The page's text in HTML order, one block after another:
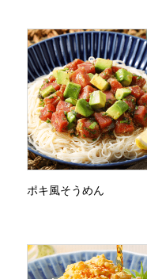
ポキ風そうめん